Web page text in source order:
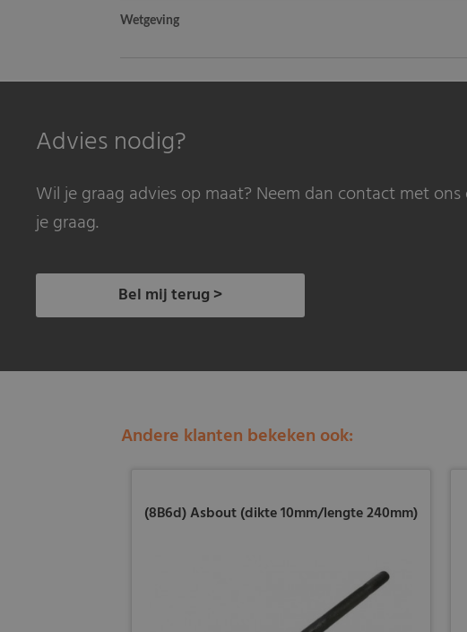
Wetgeving
Advies nodig?
Wil je graag advies op maat? Neem dan contact met
je graag.
Bel mij terug >
Andere klanten bekeken ook:
(8B6d) Asbout (dikte 10mm/lengte 240mm)